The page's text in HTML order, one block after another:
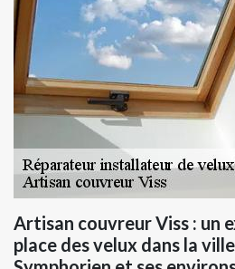
Artisan couvreur Viss : un
place des velux dans la